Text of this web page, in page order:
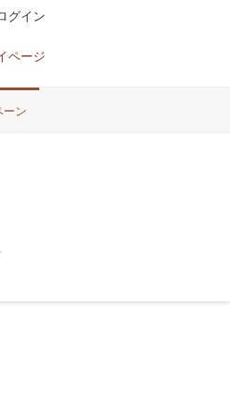
ページ
グイン
ーン